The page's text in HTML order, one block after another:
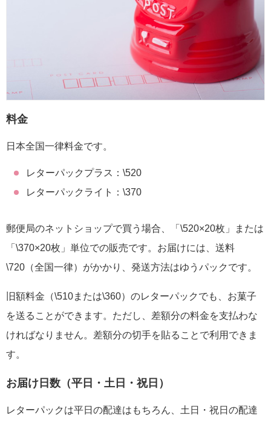
料金
日本全国一律料金です。
レターパックプラス：\520
レターパックライト：\370
郵便局のネットショップで買う場合、「\520×20枚」または
「\370×20枚」単位での販売です。お届けには、送料
\720（全国一律）がかかり、発送方法はゆうパックです。
旧額料金（\510または\360）のレターパックでも、お菓子
を送ることができます。ただし、差額分の料金を支払わな
ければなりません。差額分の切手を貼ることで利用できま
す。
お届け日数（平日・土日・祝日）
レターパックは平日の配達はもちろん、土日・祝日の配達